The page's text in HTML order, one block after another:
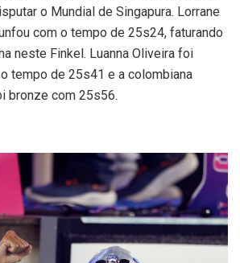
o Mundial de Singapura. Lorrane
com o tempo de 25s24, faturando
neste Finkel. Luanna Oliveira foi
tempo de 25s41 e a colombiana
bronze com 25s56.